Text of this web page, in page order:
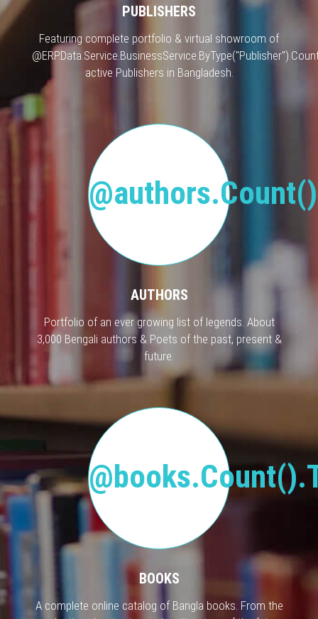
PUBLISHERS
Featuring complete portfolio & virtual showroom of
active Publishers in Bangladesh.
AUTHORS
Portfolio of an ever growing list of legends. About
3,000 Bengali authors & Poets of the past, present &
future.
BOOKS
A complete online catalog of Bangla books. From the